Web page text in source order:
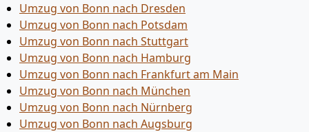
Umzug von Bonn nach Dresden
Umzug von Bonn nach Potsdam
Umzug von Bonn nach Stuttgart
Umzug von Bonn nach Hamburg
Umzug von Bonn nach Frankfurt am Main
Umzug von Bonn nach München
Umzug von Bonn nach Nürnberg
Umzug von Bonn nach Augsburg